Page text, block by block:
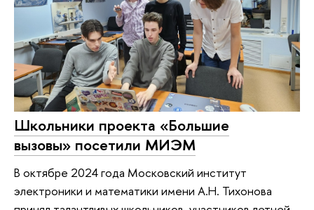
Школьники проекта «Большие
вызовы» посетили МИЭМ
В октябре 2024 года Московский институт
электроники и математики имени А.Н. Тихонова